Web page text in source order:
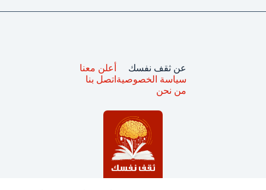
عن ثقف نفسك
سياسة الخصوصية
من نحن
أعلن معنا
اتصل بنا